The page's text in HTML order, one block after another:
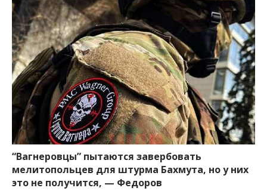
“Вагнеровцы” пытаются завербовать
мелитопольцев для штурма Бахмута, но у них
это не получится, — Федоров